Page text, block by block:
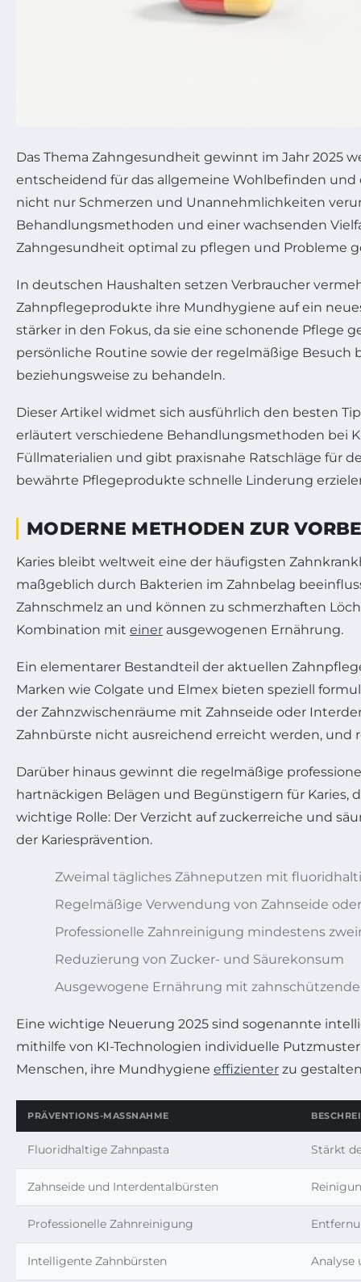
Das Thema Zahngesundheit gewinnt im Jahr 2025
entscheidend für das allgemeine Wohlbefinden
nicht nur Schmerzen und Unannehmlichkeiten
Behandlungsmethoden und einer wachsenden
Zahngesundheit optimal zu pflegen und Probleme
In deutschen Haushalten setzen Verbraucher
Zahnpflegeprodukte ihre Mundhygiene auf ein
stärker in den Fokus, da sie eine schonende Pflege
persönliche Routine sowie der regelmäßige
beziehungsweise zu behandeln.
Dieser Artikel widmet sich ausführlich den besten
erläutert verschiedene Behandlungsmethoden bei
Füllmaterialien und gibt praxisnahe Ratschläge für
bewährte Pflegeprodukte schnelle Linderung
MODERNE METHODEN ZUR
Karies bleibt weltweit eine der häufigsten
maßgeblich durch Bakterien im Zahnbelag
Zahnschmelz an und können zu schmerzhaften
Kombination mit einer ausgewogenen Ernährung.
Ein elementarer Bestandteil der aktuellen
Marken wie Colgate und Elmex bieten speziell
der Zahnzwischenräume mit Zahnseide oder
Zahnbürste nicht ausreichend erreicht werden, und
Darüber hinaus gewinnt die regelmäßige
hartnäckigen Belägen und Begünstigern für Karies,
wichtige Rolle: Der Verzicht auf zuckerreiche und
der Kariesprävention.
Zweimal tägliches Zähneputzen mit
Regelmäßige Verwendung von Zahnseide
Professionelle Zahnreinigung mindestens
Reduzierung von Zucker- und Säurekonsum
Ausgewogene Ernährung mit
Eine wichtige Neuerung 2025 sind sogenannte
mithilfe von KI-Technologien individuelle
Menschen, ihre Mundhygiene effizienter zu
PRÄVENTIONS-MASSNAHME
Fluoridhaltige Zahnpasta Stärkt
Zahnseide und Interdentalbürsten
Professionelle Zahnreinigung
Intelligente Zahnbürsten Analyse